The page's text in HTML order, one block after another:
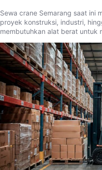
Sewa crane Semarang saat ini
proyek konstruksi, industri,
membutuhkan alat berat untuk